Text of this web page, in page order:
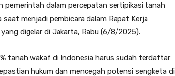
pemerintah dalam percepatan sertipikasi tanah
menjadi pembicara dalam Rapat Kerja
yang digelar di Jakarta, Rabu (6/8/2025).
tanah wakaf di Indonesia harus sudah terdaftar
hukum dan mencegah potensi sengketa di